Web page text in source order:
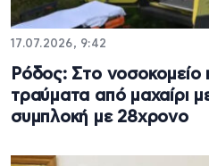
17.07.2026, 9:42
Ρόδος: Στο νοσοκομείο
τραύματα από μαχαίρι
συμπλοκή με 28χρονο